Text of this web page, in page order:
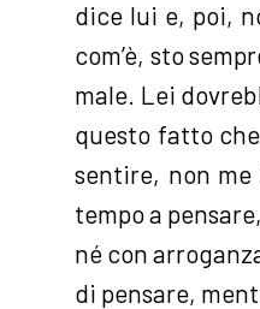
dice lui e, poi,
com’è, sto
male. Lei
questo fatto
sentire, non
tempo a
né con
di pensare,